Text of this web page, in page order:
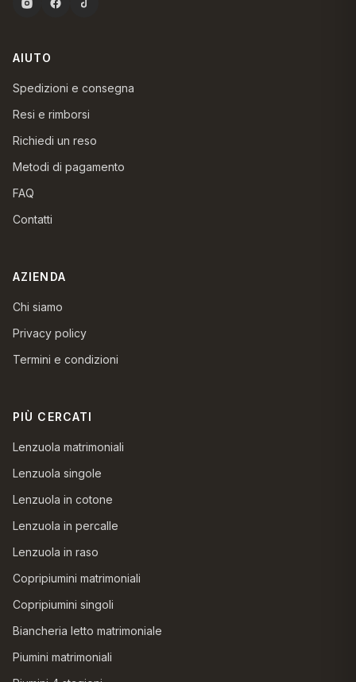
AIUTO
Spedizioni e consegna
Resi e rimborsi
Richiedi un reso
Metodi di pagamento
FAQ
Contatti
AZIENDA
Chi siamo
Privacy policy
Termini e condizioni
PIÙ CERCATI
Lenzuola matrimoniali
Lenzuola singole
Lenzuola in cotone
Lenzuola in percalle
Lenzuola in raso
Copripiumini matrimoniali
Copripiumini singoli
Biancheria letto matrimoniale
Piumini matrimoniali